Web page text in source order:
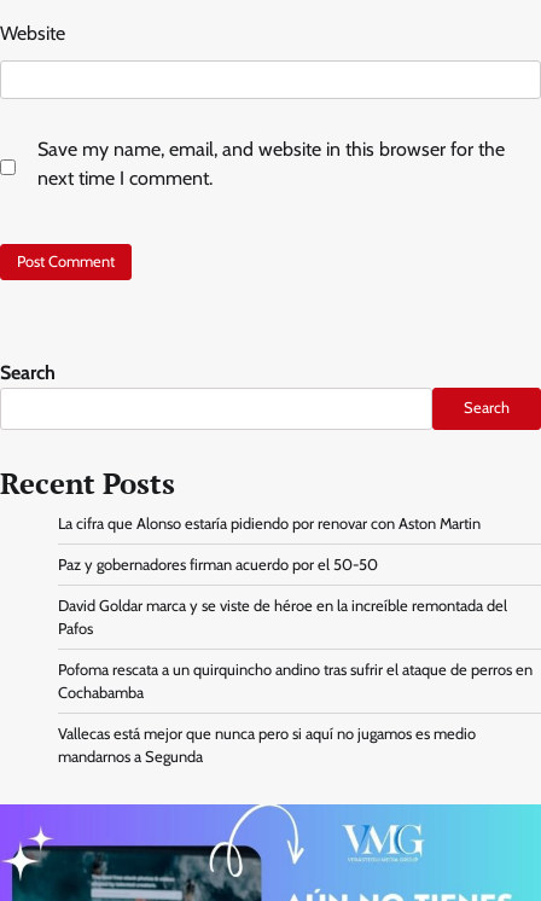
Website
Save my name, email, and website in this browser for the
next time I comment.
Search
Search
Recent Posts
La cifra que Alonso estaría pidiendo por renovar con Aston Martin
Paz y gobernadores firman acuerdo por el 50-50
David Goldar marca y se viste de héroe en la increíble remontada del
Pafos
Pofoma rescata a un quirquincho andino tras sufrir el ataque de perros en
Cochabamba
Vallecas está mejor que nunca pero si aquí no jugamos es medio
mandarnos a Segunda